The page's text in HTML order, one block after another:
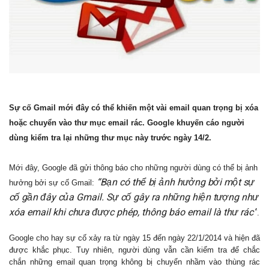
Sự cố Gmail mới đây có thể khiến một vài email quan trọng bị xóa
hoặc chuyển vào thư mục email rác. Google khuyến cáo người
dùng kiểm tra lại những thư mục này trước ngày 14/2.
Mới đây, Google đã gửi thông báo cho những người dùng có thể bị ảnh
hưởng bởi sự cố Gmail: “Bạn có thể bị ảnh hưởng bởi một sự
cố gần đây của Gmail. Sự cố gây ra những hiện tượng như
xóa email khi chưa được phép, thông báo email là thư rác”
Google cho hay sự cố xảy ra từ ngày 15 đến ngày 22/1/2014 và hiện đã
được khắc phục. Tuy nhiên, người dùng vẫn cần kiểm tra để chắc
chắn những email quan trọng không bị chuyển nhầm vào thùng rác